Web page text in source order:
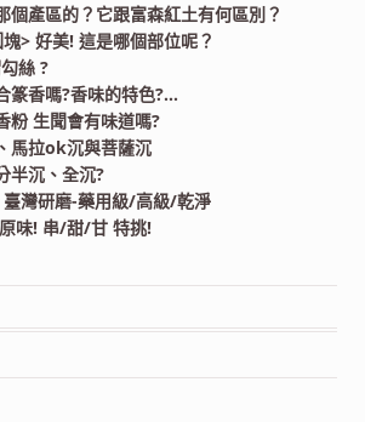
個產區的？它跟富森紅土有何區別？
> 好美! 這是哪個部位呢？
絲 ?
篆香嗎?香味的特色?…
粉 生聞會有味道嗎?
馬拉ok沉與菩薩沉
半沉、全沉?
灣研磨-藥用級/高級/乾淨
味! 串/甜/甘 特挑!